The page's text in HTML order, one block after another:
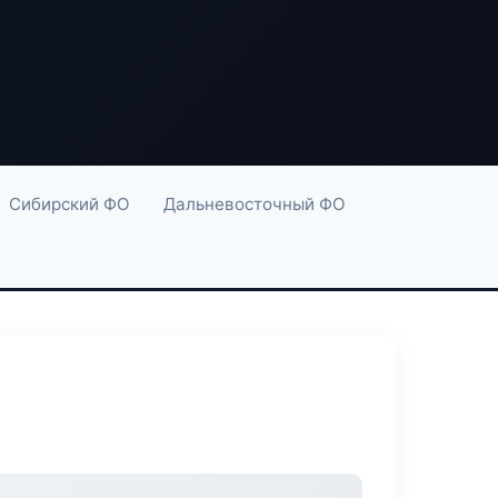
Сибирский ФО Дальневосточный ФО